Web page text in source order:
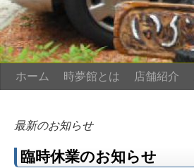
ホーム 時夢館とは 店舗紹介
最新のお知らせ
臨時休業のお知らせ